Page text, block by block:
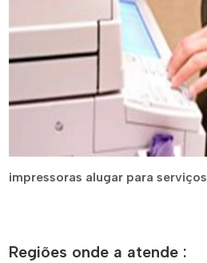
impressoras alugar para serviços
Regiões onde a atende :